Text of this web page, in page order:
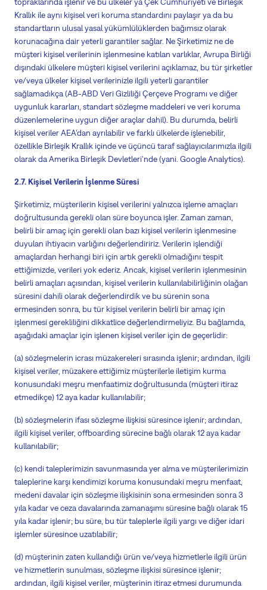
Krallık ile aynı kişisel veri koruma standardını paylaşır ya da bu
standartların ulusal yasal yükümlülüklerden bağımsız olarak
korunacağına dair yeterli garantiler sağlar. Ne Şirketimiz ne de
müşteri kişisel verilerinin işlenmesine katılan varlıklar, Avrupa Birliği
dışındaki ülkelere müşteri kişisel verilerini açıklamaz, bu tür şirketler
ve/veya ülkeler kişisel verilerinizle ilgili yeterli garantiler
sağlamadıkça (AB-ABD Veri Gizliliği Çerçeve Programı ve diğer
uygunluk kararları, standart sözleşme maddeleri ve veri koruma
düzenlemelerine uygun diğer araçlar dahil). Bu durumda, belirli
kişisel veriler AEA'dan ayrılabilir ve farklı ülkelerde işlenebilir,
özellikle Birleşik Krallık içinde ve üçüncü taraf sağlayıcılarımızla ilgili
olarak da Amerika Birleşik Devletleri'nde (yani . Google Analytics).
2.7. Kişisel Verilerin İşlenme Süresi
Şirketimiz, müşterilerin kişisel verilerini yalnızca işleme amaçları
doğrultusunda gerekli olan süre boyunca işler. Zaman zaman,
belirli bir amaç için gerekli olan bazı kişisel verilerin işlenmesine
duyulan ihtiyacın varlığını değerlendiririz. Verilerin işlendiği
amaçlardan herhangi biri için artık gerekli olmadığını tespit
ettiğimizde, verileri yok ederiz. Ancak, kişisel verilerin işlenmesinin
belirli amaçları açısından, kişisel verilerin kullanılabilirliğinin olağan
süresini dahili olarak değerlendirdik ve bu sürenin sona
ermesinden sonra, bu tür kişisel verilerin belirli bir amaç için
işlenmesi gerekliliğini dikkatlice değerlendirmeliyiz. Bu bağlamda,
aşağıdaki amaçlar için işlenen kişisel veriler için de geçerlidir:
(a) sözleşmelerin icrası müzakerelerisırasında işlenir; ardından, ilgili
kişisel veriler, müzakere ettiğimiz müşterilerle iletişim kurma
konusundaki meşru menfaatimiz doğrultusunda (müşteri itiraz
etmedikçe) 12 aya kadar kullanılabilir;
(b) sözleşmelerin ifası sözleşme ilişkisi süresince işlenir; ardından,
ilgili kişisel veriler, offboarding sürecine bağlı olarak 12 aya kadar
kullanılabilir;
(c) kendi taleplerimizin savunmasında yer alma ve müşterilerimizin
taleplerine karşı kendimizi koruma konusundaki meşru menfaat,
medeni davalar için sözleşme ilişkisinin sona ermesinden sonra 3
yıla kadar ve ceza davalarında zamanaşımı süresine bağlı olarak 15
yıla kadar işlenir; bu süre, bu tür taleplerle ilgili yargı ve diğer idari
işlemler süresince uzatılabilir;
(d) müşterinin zaten kullandığı ürün ve/veya hizmetlerle ilgili ürün
ve hizmetlerin sunulması, sözleşme ilişkisi süresince işlenir;
ardından, ilgili kişisel veriler, müşterinin itiraz etmesi durumunda